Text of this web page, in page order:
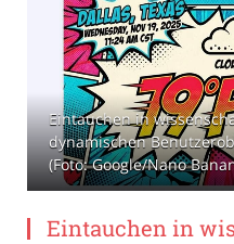
Eintauchen in
dynamischen
(Foto: Google/Nano
Eintauchen in